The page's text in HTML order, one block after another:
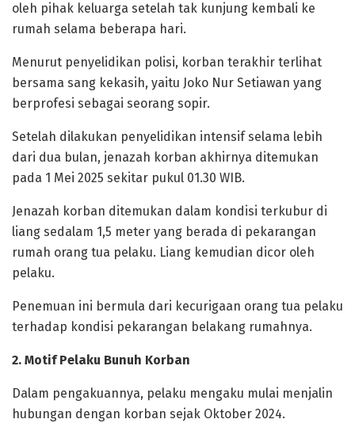
oleh pihak keluarga setelah tak kunjung kembali ke
rumah selama beberapa hari.
Menurut penyelidikan polisi, korban terakhir terlihat
bersama sang kekasih, yaitu Joko Nur Setiawan yang
berprofesi sebagai seorang sopir.
Setelah dilakukan penyelidikan intensif selama lebih
dari dua bulan, jenazah korban akhirnya ditemukan
pada 1 Mei 2025 sekitar pukul 01.30 WIB.
Jenazah korban ditemukan dalam kondisi terkubur di
liang sedalam 1,5 meter yang berada di pekarangan
rumah orang tua pelaku. Liang kemudian dicor oleh
pelaku.
Penemuan ini bermula dari kecurigaan orang tua pelaku
terhadap kondisi pekarangan belakang rumahnya.
2. Motif Pelaku Bunuh Korban
Dalam pengakuannya, pelaku mengaku mulai menjalin
hubungan dengan korban sejak Oktober 2024.